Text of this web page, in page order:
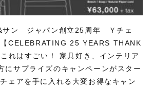
サン ジャパン創立25周年 Ｙチェ
CELEBRATING 25 YEARS THANK
れはすごい！ 家具好き、インテリア
にサプライズのキャンペーンがスター
ェアを手に入れる大変お得なキャン